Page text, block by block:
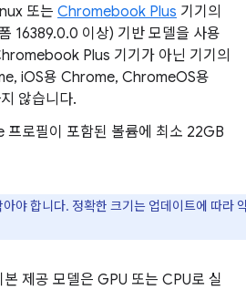
또는 Chromebook Plus 기기의
16389.0.0 이상) 기반 모델을 사용
Plus 기기가 아닌 기기의
iOS용 Chrome, ChromeOS용
않습니다.
프로필이 포함된 볼륨에 최소 22GB
야 합니다. 정확한 크기는 업데이트에 따라
본 제공 모델은 GPU 또는 CPU로 실